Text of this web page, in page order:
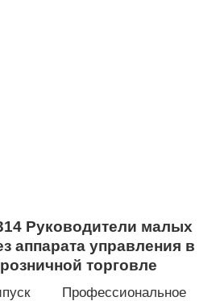
Руководители малых
аппарата управления в
торговле
Профессиональное